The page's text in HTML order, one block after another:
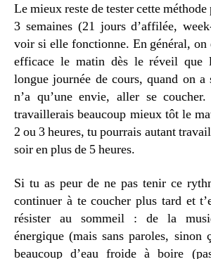
Le mieux reste de tester cette méthode
3 semaines (21 jours d’affilée,
voir si elle fonctionne. En général, on
efficace le matin dès le réveil que
longue journée de cours, quand on a
n’a qu’une envie, aller se
travaillerais beaucoup mieux tôt le
2 ou 3 heures, tu pourrais autant
soir en plus de 5 heures.
Si tu as peur de ne pas tenir ce
continuer à te coucher plus tard et
résister au sommeil : de la
énergique (mais sans paroles, sinon
beaucoup d’eau froide à boire